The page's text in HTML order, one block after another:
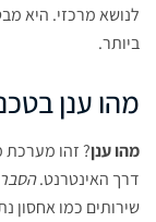
לנושא מרכזי. היא
ביותר.
מהו ענן
מהו ענן? זהו מערכת
דרך האינטרנט.
שירותים כמו אחסון